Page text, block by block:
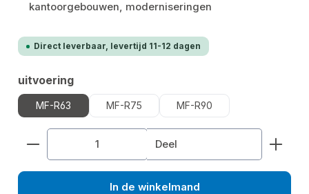
kantoorgebouwen, moderniseringen
Direct leverbaar, levertijd 11-12 dagen
Selecteer
uitvoering
MF-R63 MF-R75 MF-R90
Producthoeveelheid: Voer de gewenste
Deel
In de winkelmand